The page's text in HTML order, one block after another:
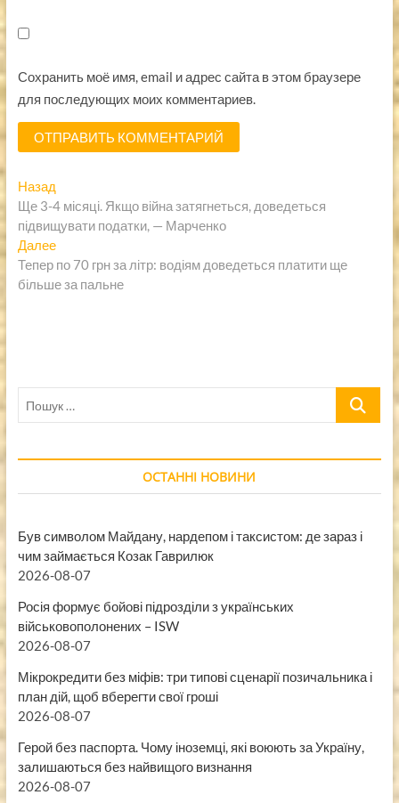
Сохранить моё имя, email и адрес сайта в этом браузере
для последующих моих комментариев.
Навигация
по
записям
НазадПредыдущая
запись:
Ще 3-4 місяці. Якщо війна затягнеться, доведеться
підвищувати податки, — Марченко
ДалееСледующая
запись:
Тепер по 70 грн за літр: водіям доведеться платити ще
більше за пальне
Пошук
ОСТАННІ НОВИНИ
Був символом Майдану, нардепом і таксистом: де зараз і
чим займається Козак Гаврилюк
2026-08-07
Росія формує бойові підрозділи з українських
військовополонених – ISW
2026-08-07
Мікрокредити без міфів: три типові сценарії позичальника і
план дій, щоб вберегти свої гроші
2026-08-07
Герой без паспорта. Чому іноземці, які воюють за Україну,
залишаються без найвищого визнання
2026-08-07